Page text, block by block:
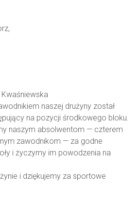
naszej drużyny został
na pozycji środkowego bloku.
naszym absolwentom — czterem
zawodnikom — za godne
i życzymy im powodzenia na
i dziękujemy za sportowe